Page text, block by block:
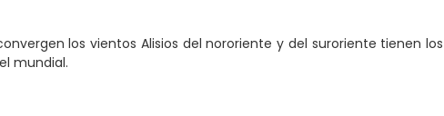
los vientos Alisios del nororiente y del suroriente tienen los
mundial.